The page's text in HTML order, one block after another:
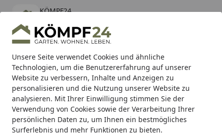
Unsere Seite verwendet Cookies und ähnliche
Technologien, um die Benutzererfahrung auf unserer
Website zu verbessern, Inhalte und Anzeigen zu
personalisieren und die Nutzung unserer Website zu
analysieren. Mit Ihrer Einwilligung stimmen Sie der
Verwendung von Cookies sowie der Verarbeitung Ihrer
persönlichen Daten zu, um Ihnen ein bestmögliches
Surferlebnis und mehr Funktionen zu bieten.
KÖMPF24
kostenlos - Im App Store
Hotline
Alle Produkte
Mein Konto
Suchen
Karibu Pools inkl. gratis Sandfilteranlage & Pool-
Starterset (Gesamtwert bis 468,99€)